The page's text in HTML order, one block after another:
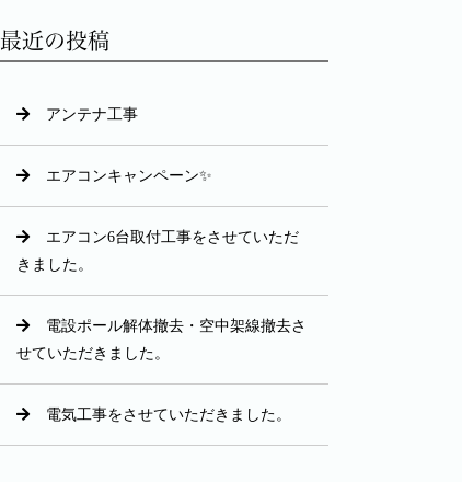
最近の投稿
アンテナ工事
エアコンキャンペーン✨
エアコン6台取付工事をさせていただ
きました。
電設ポール解体撤去・空中架線撤去さ
せていただきました。
電気工事をさせていただきました。